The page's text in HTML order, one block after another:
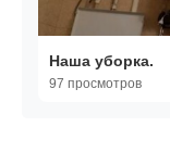
Наша уборка.
97 просмотров